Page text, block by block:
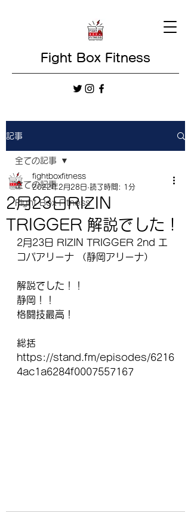
Fight Box Fitness
記事
全ての記事
Fight Box Fitness
全ての記事
2月23日RIZIN
TRIGGER 解説でした！
fightboxfitness
2022年2月28日 読了時間: 1分
2月23日 RIZIN TRIGGER 2nd エ
コパアリーナ （静岡アリーナ）
解説でした！！
静岡！！
格闘技最高！
総括
https://stand.fm/episodes/6216
4ac1a6284f0007557167